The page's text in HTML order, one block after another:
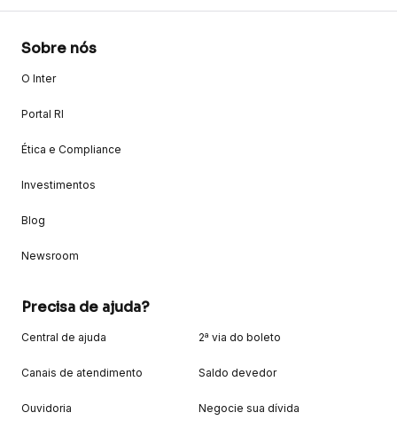
Sobre nós
O Inter
Portal RI
Ética e Compliance
Investimentos
Blog
Newsroom
Precisa de ajuda?
Central de ajuda
Canais de atendimento
Ouvidoria
2ª via do boleto
Saldo devedor
Negocie sua dívida